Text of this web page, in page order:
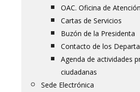
OAC. Oficina de
Cartas de Servicios
Buzón de la Presidenta
Contacto de los
Agenda de actividades
ciudadanas
Sede Electrónica